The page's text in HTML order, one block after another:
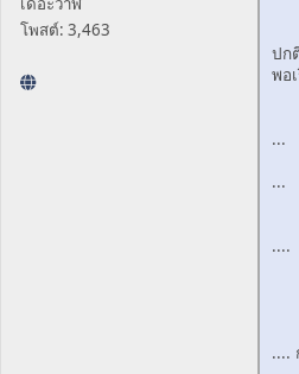
โพสต์: 3,463
ปก
พอ
...
...
....
....